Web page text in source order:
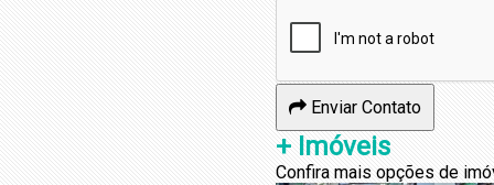
Enviar Contato
+ Imóveis
Confira mais opções de